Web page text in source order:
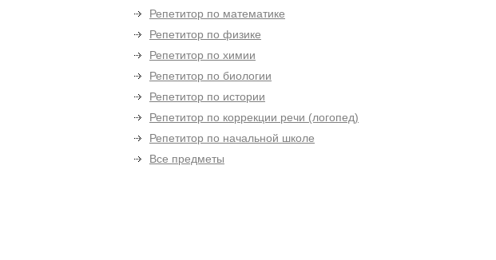
Репетитор по математике
Репетитор по физике
Репетитор по химии
Репетитор по биологии
Репетитор по истории
Репетитор по коррекции речи (логопед)
Репетитор по начальной школе
Все предметы